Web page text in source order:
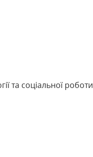
та соціальної роботи